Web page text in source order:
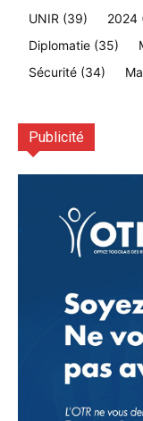
UNIR (39) 2024
Diplomatie (35)
Sécurité (34)
Publicité